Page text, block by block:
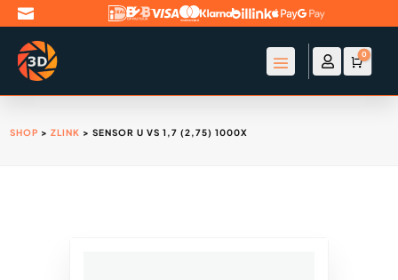

 Account
0
SHOP >ZLINK > SENSOR U VS 1,7 (2,75) 1000X